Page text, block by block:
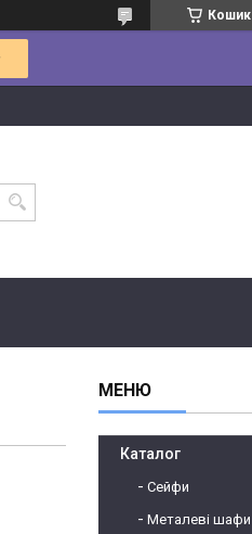
Кошик
Каталог
Сейфи
Металеві шафи